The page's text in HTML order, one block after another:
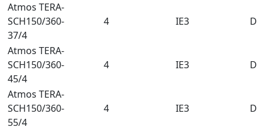
Atmos TERA-
SCH150/360-
37/4
4 IE3
Atmos TERA-
SCH150/360-
45/4
4 IE3
Atmos TERA-
SCH150/360-
55/4
4 IE3